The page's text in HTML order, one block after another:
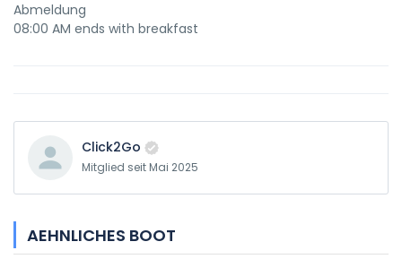
Abmeldung
08:00 AM ends with breakfast
Click2Go
Mitglied seit Mai 2025
AEHNLICHES BOOT